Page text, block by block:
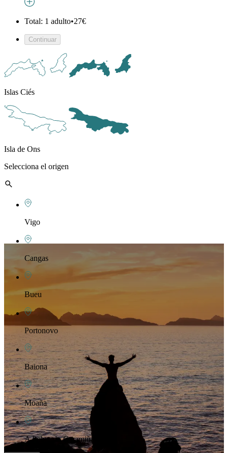
Total: 1 adulto•27€
Continuar
Islas Ciés
Isla de Ons
Selecciona el origen
Vigo
Cangas
Bueu
Portonovo
Baiona
Moaña
A Pobra do Caramiñal